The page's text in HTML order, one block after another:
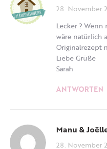
28. November
Lecker ?
wäre natürlich
Originalrezept
Liebe Grüße
Sarah
ANTWORTEN
Manu &
28. November